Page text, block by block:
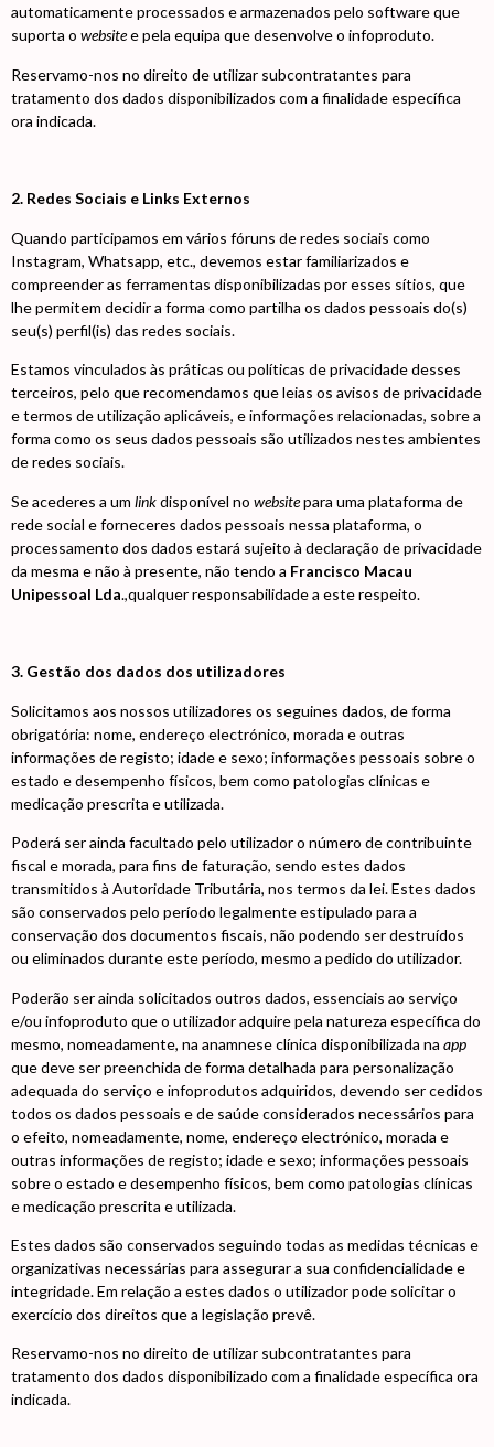
automaticamente processados e armazenados pelo software que
suporta o websitee pela equipa que desenvolve o infoproduto.
Reservamo-nos no direito de utilizar subcontratantes para
tratamento dos dados disponibilizados com a finalidade específica
ora indicada.
2. Redes Sociais e Links Externos
Quando participamos em vários fóruns de redes sociais como
Instagram, Whatsapp, etc., devemos estar familiarizados e
compreender as ferramentas disponibilizadas por esses sítios, que
lhe permitem decidir a forma como partilha os dados pessoais do(s)
seu(s) perfil(is) das redes sociais.
Estamos vinculados às práticas ou políticas de privacidade desses
terceiros, pelo que recomendamos que leias os avisos de privacidade
e termos de utilização aplicáveis, e informações relacionadas, sobre a
forma como os seus dados pessoais são utilizados nestes ambientes
de redes sociais.
Se acederes a um linkdisponível no websitepara uma plataforma de
rede social e forneceres dados pessoais nessa plataforma, o
processamento dos dados estará sujeito à declaração de privacidade
da mesma e não à presente, não tendo a Francisco Macau
Unipessoal Lda.,qualquer responsabilidade a este respeito.
3. Gestão dos dados dos utilizadores
Solicitamos aos nossos utilizadores os seguines dados, de forma
obrigatória: nome, endereço electrónico, morada e outras
informações de registo; idade e sexo; informações pessoais sobre o
estado e desempenho físicos, bem como patologias clínicas e
medicação prescrita e utilizada.
Poderá ser ainda facultado pelo utilizador o número de contribuinte
fiscal e morada, para fins de faturação, sendo estes dados
transmitidos à Autoridade Tributária, nos termos da lei. Estes dados
são conservados pelo período legalmente estipulado para a
conservação dos documentos fiscais, não podendo ser destruídos
ou eliminados durante este período, mesmo a pedido do utilizador.
Poderão ser ainda solicitados outros dados, essenciais ao serviço
e/ou infoproduto que o utilizador adquire pela natureza específica do
mesmo, nomeadamente, na anamnese clínica disponibilizada na app
que deve ser preenchida de forma detalhada para personalização
adequada do serviço e infoprodutos adquiridos, devendo ser cedidos
todos os dados pessoais e de saúde considerados necessários para
o efeito, nomeadamente, nome, endereço electrónico, morada e
outras informações de registo; idade e sexo; informações pessoais
sobre o estado e desempenho físicos, bem como patologias clínicas
e medicação prescrita e utilizada.
Estes dados são conservados seguindo todas as medidas técnicas e
organizativas necessárias para assegurar a sua confidencialidade e
integridade. Em relação a estes dados o utilizador pode solicitar o
exercício dos direitos que a legislação prevê.
Reservamo-nos no direito de utilizar subcontratantes para
tratamento dos dados disponibilizado com a finalidade específica ora
indicada.